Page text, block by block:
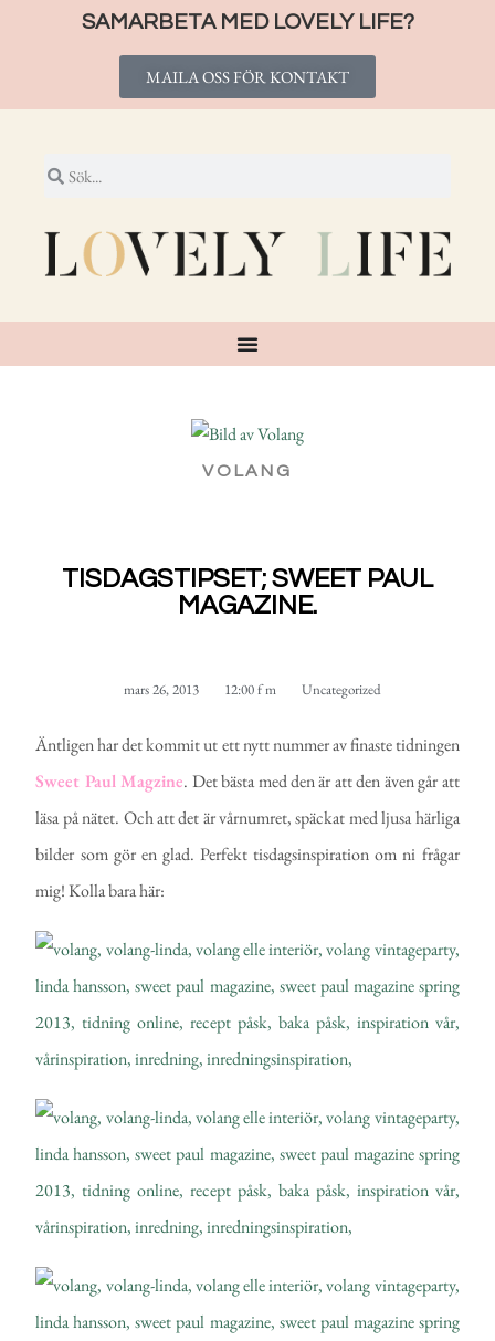
SAMARBETA MED LOVELY LIFE?
MAILA OSS FÖR KONTAKT
VOLANG
TISDAGSTIPSET; SWEET PAUL
MAGAZINE.
mars 26, 2013 12:00 f m Uncategorized
Äntligen har det kommit ut ett nytt nummer av finaste tidningen
Sweet Paul Magzine. Det bästa med den är att den även går att
läsa på nätet. Och att det är vårnumret, späckat med ljusa härliga
bilder som gör en glad. Perfekt tisdagsinspiration om ni frågar
mig! Kolla bara här: